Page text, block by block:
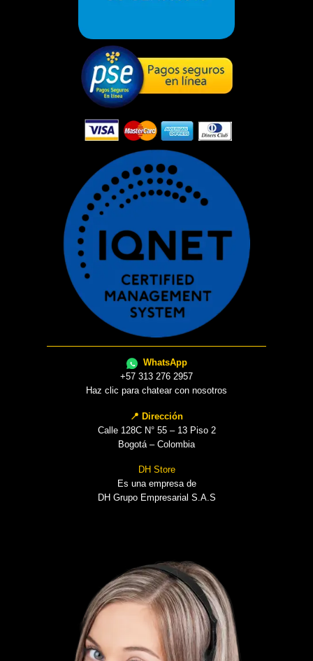
WhatsApp
+57 313 276 2957
Haz clic para chatear con nosotros
📍 Dirección
Calle 128C N° 55 – 13 Piso 2
Bogotá – Colombia
DH Store
Es una empresa de
DH Grupo Empresarial S.A.S